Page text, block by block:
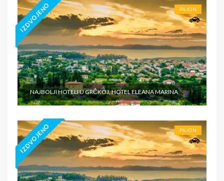
IZDVOJENO PILION
NAJBOLJI HOTELI U GRČKOJ, HOTEL ELEANA MARINA
IZDVOJENO PILION